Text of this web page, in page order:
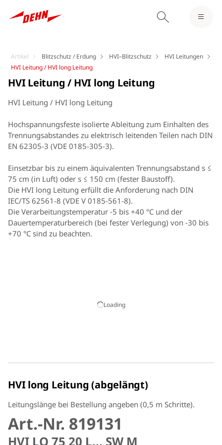
Artikel Blitzschutz / Erdung HVI–Blitzschutz
HVI Leitungen
HVI Leitung / HVI long Leitung
Loading
HVI Leitung / HVI long Leitung
HVI Leitung / HVI long Leitung
Hochspannungsfeste isolierte Ableitung zum Einhalten des
Trennungsabstandes zu elektrisch leitenden Teilen nach DIN
EN 62305-3 (VDE 0185-305-3).
Einsetzbar bis zu einem äquivalenten Trennungsabstand s ≤
75 cm (in Luft) oder s ≤ 150 cm (fester Baustoff).
Die HVI long Leitung erfüllt die Anforderung nach DIN
IEC/TS 62561-8 (VDE V 0185-561-8).
Die Verarbeitungstemperatur -5 bis +40 °C und der
Dauertemperaturbereich (bei fester Verlegung) von -30 bis
+70 °C sind zu beachten.
HVI long Leitung (abgelängt)
Leitungslänge bei Bestellung angeben (0,5 m Schritte).
Art.-Nr. 819131
HVI LO 75 20 L... SW M